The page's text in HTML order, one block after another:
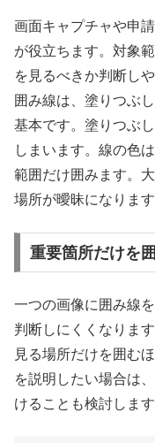
画面キャプチャや申
が役立ちます。対象
を見るべきか判断し
囲み線は、塗りつぶ
基本です。塗りつぶ
しまいます。線の色
範囲だけ囲みます。
場所が曖昧になります
重要箇所だけを
一つの画像に囲み線
判断しにくくなりま
見る場所だけを囲む
を説明したい場合は
けることも検討します